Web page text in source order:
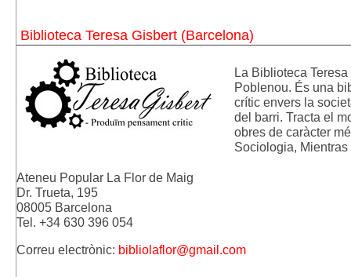
Biblioteca Teresa Gisbert (Barcelona)
La Biblioteca
Poblenou. És una
crític envers la
del barri. Tracta el
obres de caràcter
Sociologia, Mientras
Ateneu Popular La Flor de Maig
Dr. Trueta, 195
08005 Barcelona
Tel. +34 630 396 054
Correu electrònic: bibliolaflor@gmail.com